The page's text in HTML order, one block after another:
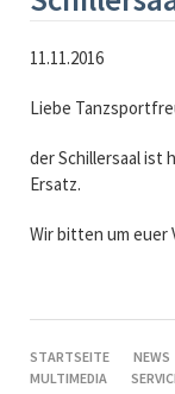
11.11.2016
Liebe
der Schillersaal ist
Ersatz.
Wir bitten um euer
NAVIGATION
ÜBERSPRINGEN
STARTSEITE NEWS
MULTIMEDIA